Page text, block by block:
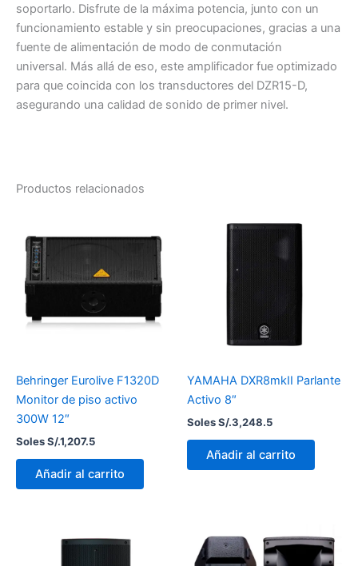
soportarlo. Disfrute de la máxima potencia, junto con un
funcionamiento estable y sin preocupaciones, gracias a una
fuente de alimentación de modo de conmutación
universal. Más allá de eso, este amplificador fue optimizado
para que coincida con los transductores del DZR15-D,
asegurando una calidad de sonido de primer nivel.
Productos relacionados
Behringer Eurolive F1320D
Monitor de piso activo
300W 12″
Soles S/.1,207.5
Añadir al carrito
YAMAHA DXR8mkII Parlante
Activo 8″
Soles S/.3,248.5
Añadir al carrito